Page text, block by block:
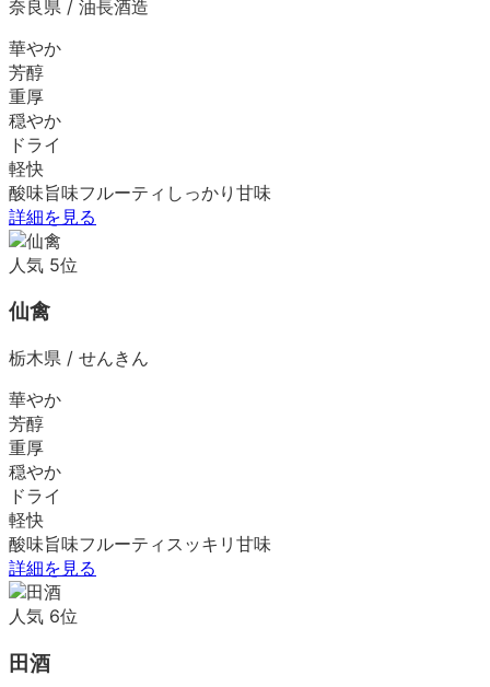
奈良県 / 油長酒造
華やか
芳醇
重厚
穏やか
ドライ
軽快
酸味旨味フルーティ しっかり 甘味
詳細を見る
人気 5位
仙禽
栃木県 / せんきん
華やか
芳醇
重厚
穏やか
ドライ
軽快
酸味旨味フルーティ スッキリ 甘味
詳細を見る
人気 6位
田酒